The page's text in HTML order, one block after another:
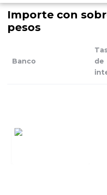
Importe con
pesos
Banco
de